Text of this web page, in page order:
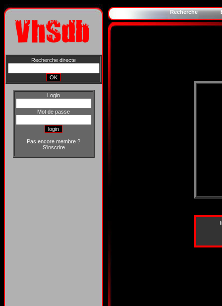
Recherche directe
Login
Mot de passe
Pas encore membre ?
S'inscrire
Recherche